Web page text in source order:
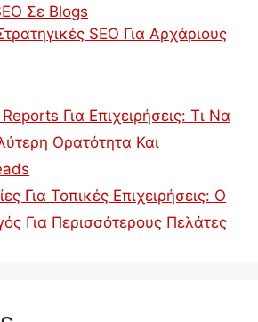
Σε Blogs
SEO Για Αρχάριους
Για Επιχειρήσεις: Τι Να
Ορατότητα Και
Για Τοπικές Επιχειρήσεις: Ο
Για Περισσότερους Πελάτες